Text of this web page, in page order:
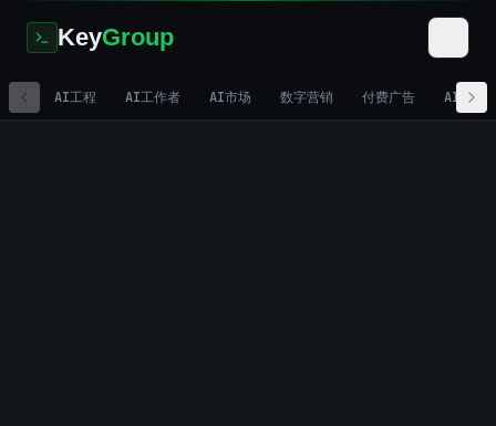
KeyGroup
AI工程 AI工作者 AI市场 数字营销 付费广告 AI视频
Home/Business Services/Legal & Consulting